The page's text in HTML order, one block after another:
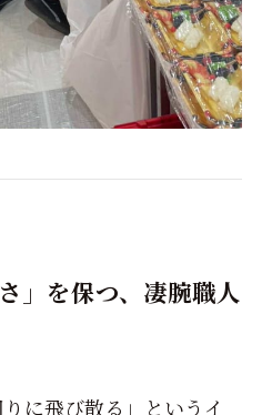
」を保つ、凄腕職人
に飛び散る」というイ